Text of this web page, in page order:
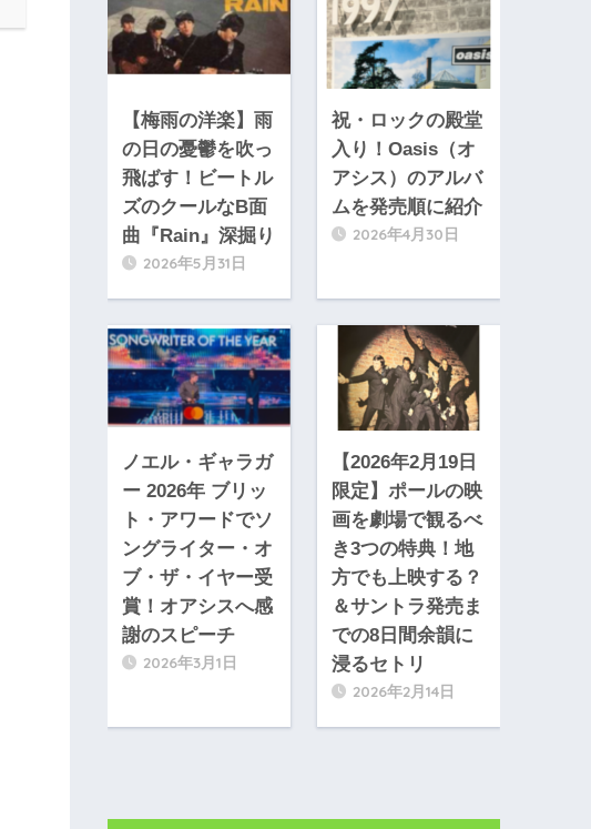
【梅雨の洋楽】雨
の日の憂鬱を吹っ
飛ばす！ビートル
ズのクールなB面
曲『Rain』深掘り
2026年5月31日
祝・ロックの殿堂
入り！Oasis（オ
アシス）のアルバ
ムを発売順に紹介
2026年4月30日
ノエル・ギャラガ
ー 2026年 ブリッ
ト・アワードでソ
ングライター・オ
ブ・ザ・イヤー受
賞！オアシスへ感
謝のスピーチ
2026年3月1日
【2026年2月19日
限定】ポールの映
画を劇場で観るべ
き3つの特典！地
方でも上映する？
＆サントラ発売ま
での8日間余韻に
浸るセトリ
2026年2月14日